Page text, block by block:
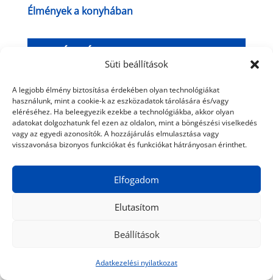
Süti beállítások
A legjobb élmény biztosítása érdekében olyan technológiákat
használunk, mint a cookie-k az eszközadatok tárolására és/vagy
eléréséhez. Ha beleegyezik ezekbe a technológiákba, akkor olyan
adatokat dolgozhatunk fel ezen az oldalon, mint a böngészési viselkedés
vagy az egyedi azonosítók. A hozzájárulás elmulasztása vagy
visszavonása bizonyos funkciókat és funkciókat hátrányosan érinthet.
Elfogadom
Elutasítom
Beállítások
Adatkezelési nyilatkozat
Élmények a konyhában
CÍMKÉK
Afganisztán (10) Anglia(11) animációs film(18)
Balatonfüred(10) bor(13) Budapest(129)
Centrál Színház(21) dokumentumfilm(15) Dánia(10)
filmfesztivál(29) Franciaország
Madame Tussauds(14)